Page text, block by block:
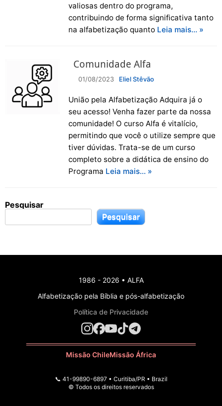
valiosas dentro do programa,
contribuindo de forma significativa tanto
na alfabetização quanto Leia mais… »
Comunidade Alfa
01/08/2023 Eliel Stêvão
União pela Alfabetização Adquira já o
seu acesso! Venha fazer parte da nossa
comunidade! O curso Alfa é vitalício,
permitindo que você o utilize sempre que
tiver dúvidas. Trata-se de um curso
completo sobre a didática de ensino do
Programa Leia mais… »
Pesquisar
Pesquisar
1986 - 2026 • ALFA
Alfabetização pela Bíblia e pós-alfabetização
Política de Privacidade
Missão ChileMissão África
📞 41-99890-6897 • Curitiba/PR • Brazil
© Todos os direitos reservados